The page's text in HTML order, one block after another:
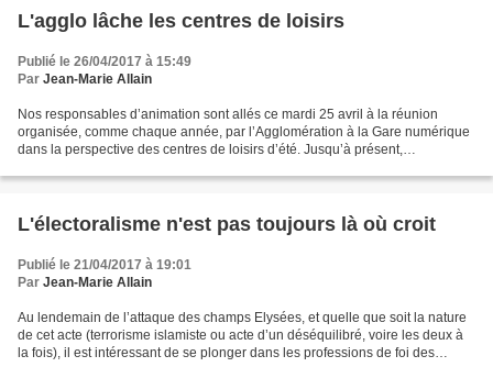
L'agglo lâche les centres de loisirs
Publié le 26/04/2017 à 15:49
Par Jean-Marie Allain
Nos responsables d’animation sont allés ce mardi 25 avril à la réunion
organisée, comme chaque année, par l’Agglomération à la Gare numérique
dans la perspective des centres de loisirs d’été. Jusqu’à présent,
L'électoralisme n'est pas toujours là où croit
Publié le 21/04/2017 à 19:01
Par Jean-Marie Allain
Au lendemain de l’attaque des champs Elysées, et quelle que soit la nature
de cet acte (terrorisme islamiste ou acte d’un déséquilibré, voire les deux à
la fois), il est intéressant de se plonger dans les professions de foi des